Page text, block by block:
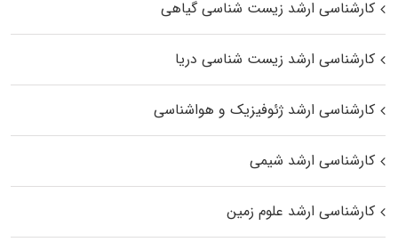
کارشناسی ارشد زیست‌ شناسی گیاهی
کارشناسی ارشد زیست‌ شناسی دریا
کارشناسی ارشد ژئوفیزیک و هواشناسی
کارشناسی ارشد شیمی
کارشناسی ارشد علوم زمین